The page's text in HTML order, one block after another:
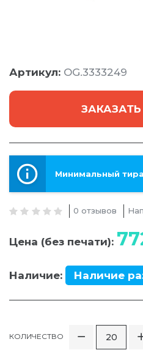
Артикул: OG.3333249
ЗАКАЗАТЬ
Минимальный
0 отзывов
Цена (без печати):
Наличие: Наличие
КОЛИЧЕСТВО